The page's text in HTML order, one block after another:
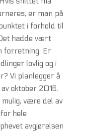
er man på
i forhold til
hadde vært
forretning. Er
lovlig og i
Vi planlegger å
oktober 2016.
være del av
hele
avgjørelsen